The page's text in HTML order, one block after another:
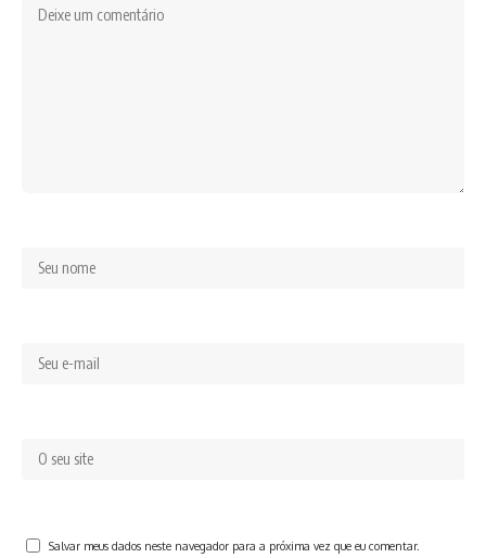
Salvar meus dados neste navegador para a próxima vez que eu comentar.